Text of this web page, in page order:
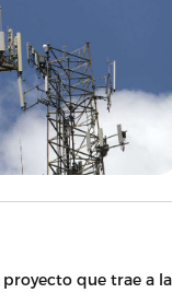
que trae a